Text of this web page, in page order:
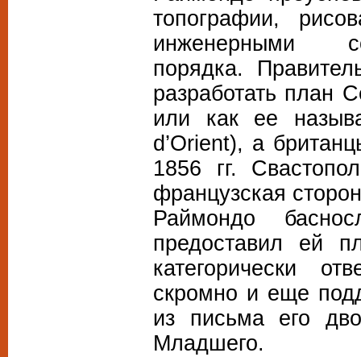
топографии,
инженерными
порядка.
разработать план
или как ее
d’Orient), а
1856 гг.
французская
Раймондо
предоставил ей
категорически
скромно и еще
из письма его
Младшего.